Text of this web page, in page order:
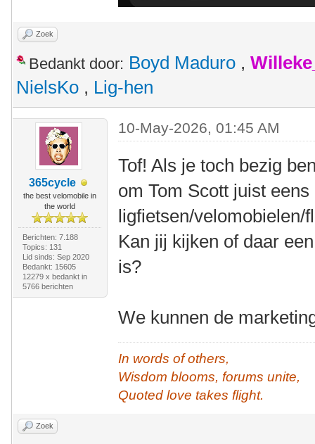
Zoek
Bedankt door: Boyd Maduro ,
NielsKo , Lig-hen
365cycle
the best velomobile in
the world
Berichten: 7.188
Topics: 131
Lid sinds: Sep 2020
Bedankt: 15605
12279 x bedankt in
5766 berichten
10-May-2026, 01:45 AM
Tof! Als je toch bezig
om Tom Scott juist eens
ligfietsen/velomobielen/
Kan jij kijken of daar
is?
We kunnen de
In words of others,
Wisdom blooms, forums unite,
Quoted love takes flight.
Zoek